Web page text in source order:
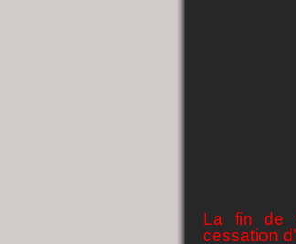
La fin de
cessation